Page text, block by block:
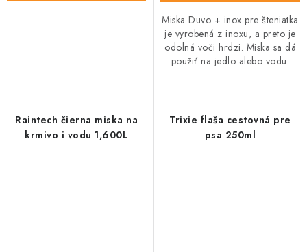
Miska Duvo + inox pre šteniatka
je vyrobená z inoxu, a preto je
odolná voči hrdzi. Miska sa dá
použiť na jedlo alebo vodu.
Raintech čierna miska na
krmivo i vodu 1,600L
Trixie flaša cestovná pre
psa 250ml